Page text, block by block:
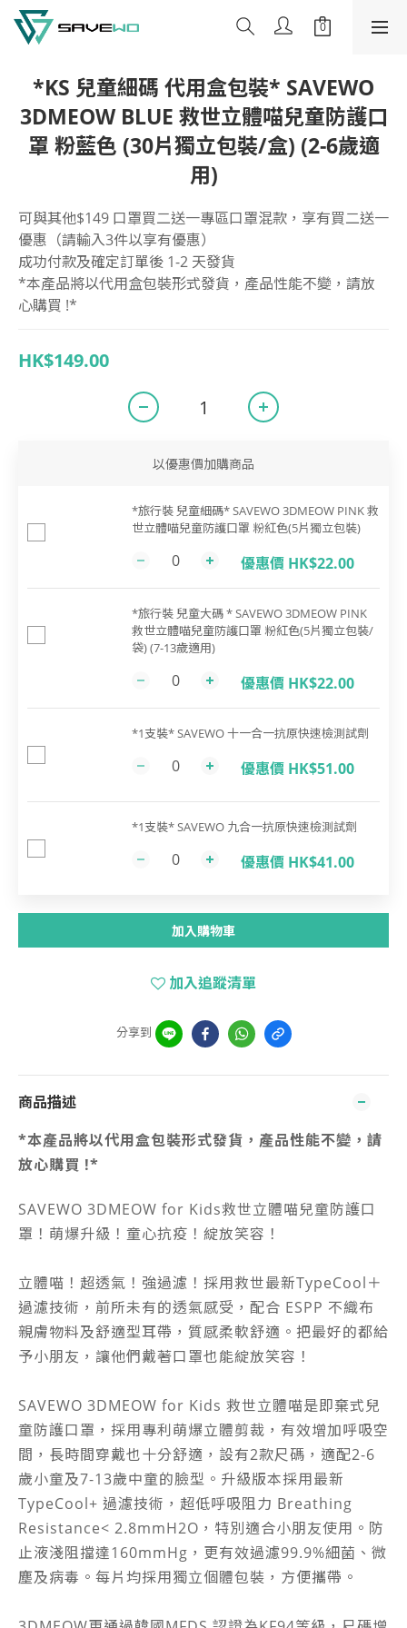
*KS 兒童細碼 代用盒包裝* SAVEWO
3DMEOW BLUE 救世立體喵兒童防護口
罩 粉藍色 (30片獨立包裝/盒) (2-6歲適
用)
可與其他$149 口罩買二送一專區口罩混款，享有買二送一
優惠（請輸入3件以享有優惠）
成功付款及確定訂單後 1-2 天發貨
*本產品將以代用盒包裝形式發貨，產品性能不變，請放
心購買 !*
HK$149.00
以優惠價加購商品
*旅行裝 兒童細碼* SAVEWO 3DMEOW PINK 救
世立體喵兒童防護口罩 粉紅色(5片獨立包裝)
優惠價 HK$22.00
*旅行裝 兒童大碼 * SAVEWO 3DMEOW PINK
救世立體喵兒童防護口罩 粉紅色(5片獨立包裝/
袋) (7-13歲適用)
優惠價 HK$22.00
*1支裝* SAVEWO 十一合一抗原快速檢測試劑
優惠價 HK$51.00
*1支裝* SAVEWO 九合一抗原快速檢測試劑
優惠價 HK$41.00
加入購物車
加入追蹤清單
分享到
商品描述
*本產品將以代用盒包裝形式發貨，產品性能不變，請
放心購買 !*
SAVEWO 3DMEOW for Kids救世立體喵兒童防護口
罩！萌爆升級！童心抗疫！綻放笑容！
立體喵！超透氣！強過濾！採用救世最新TypeCool＋
過濾技術，前所未有的透氣感受，配合 ESPP 不織布
親膚物料及舒適型耳帶，質感柔軟舒適。把最好的都給
予小朋友，讓他們戴著口罩也能綻放笑容！
SAVEWO 3DMEOW for Kids 救世立體喵是即棄式兒
童防護口罩，採用專利萌爆立體剪裁，有效增加呼吸空
間，長時間穿戴也十分舒適，設有2款尺碼，適配2-6
歲小童及7-13歲中童的臉型。升級版本採用最新
TypeCool+ 過濾技術，超低呼吸阻力 Breathing
Resistance< 2.8mmH2O，特別適合小朋友使用。防
止液淺阻擋達160mmHg，更有效過濾99.9%細菌、微
塵及病毒。每片均採用獨立個體包裝，方便攜帶。